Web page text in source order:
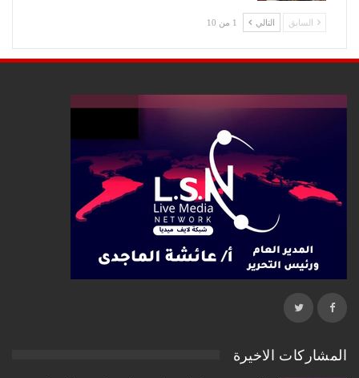
السابق التالي 1 من 10
المشاركات الاخيرة